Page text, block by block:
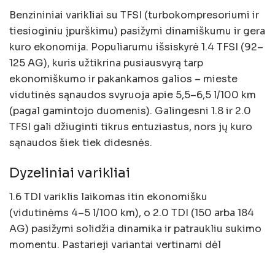
Benzininiai varikliai su TFSI (turbokompresoriumi ir
tiesioginiu įpurškimu) pasižymi dinamiškumu ir gera
kuro ekonomija. Populiarumu išsiskyrė 1.4 TFSI (92–
125 AG), kuris užtikrina pusiausvyrą tarp
ekonomiškumo ir pakankamos galios – mieste
vidutinės sąnaudos svyruoja apie 5,5–6,5 l/100 km
(pagal gamintojo duomenis). Galingesni 1.8 ir 2.0
TFSI gali džiuginti tikrus entuziastus, nors jų kuro
sąnaudos šiek tiek didesnės.
Dyzeliniai varikliai
1.6 TDI variklis laikomas itin ekonomišku
(vidutinėms 4–5 l/100 km), o 2.0 TDI (150 arba 184
AG) pasižymi solidžia dinamika ir patraukliu sukimo
momentu. Pastarieji variantai vertinami dėl